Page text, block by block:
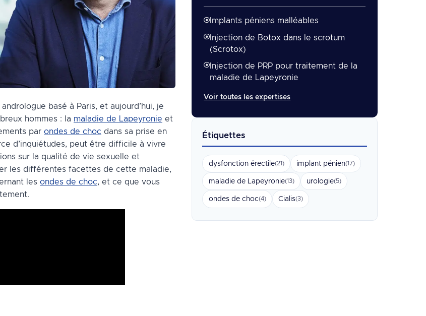
basé à Paris, et aujourd’hui, je
hommes : la maladie de Lapeyronie et
par ondes de choc dans sa prise en
d’inquiétudes, peut être difficile à vivre
sur la qualité de vie sexuelle et
les différentes facettes de cette maladie,
les ondes de choc, et ce que vous
Implants péniens malléables
Injection de Botox dans le scrotum
(Scrotox)
Injection de PRP pour traitement de la
maladie de Lapeyronie
Voir toutes les expertises
Étiquettes
dysfonction érectile(21) implant pénien(17)
maladie de Lapeyronie(13) urologie(5)
ondes de choc(4) Cialis(3)